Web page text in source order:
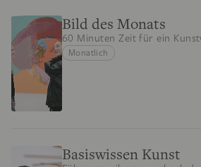
Bild des Monats
60 Minuten Zeit für ein
Monatlich
Basiswissen Kunst